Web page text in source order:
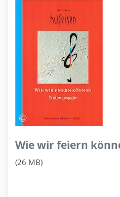
Wie wir feiern
(26 MB)